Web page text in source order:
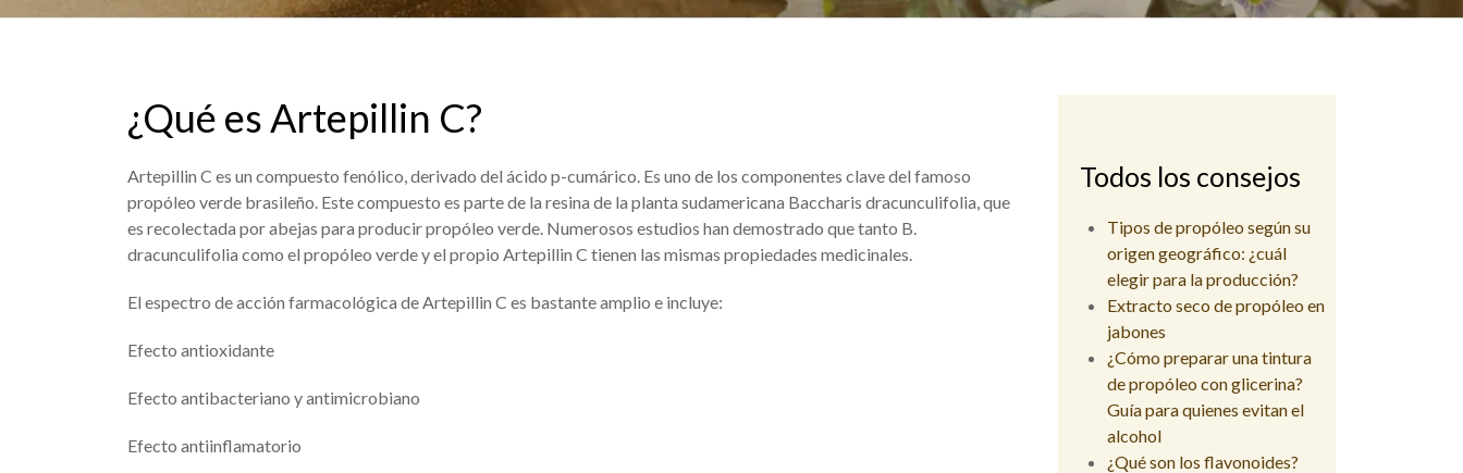
¿Qué es Artepillin C?
Artepillin C es un compuesto fenólico, derivado del ácido p-cumárico. Es uno de los componentes clave del famoso
propóleo verde brasileño. Este compuesto es parte de la resina de la planta sudamericana Baccharis dracunculifolia, que
es recolectada por abejas para producir propóleo verde. Numerosos estudios han demostrado que tanto B.
dracunculifolia como el propóleo verde y el propio Artepillin C tienen las mismas propiedades medicinales.
El espectro de acción farmacológica de Artepillin C es bastante amplio e incluye:
Efecto antioxidante
Efecto antibacteriano y antimicrobiano
Efecto antiinflamatorio
Todos los consejos
Tipos de propóleo según su
origen geográfico: ¿cuál
elegir para la producción?
Extracto seco de propóleo en
jabones
¿Cómo preparar una tintura
de propóleo con glicerina?
Guía para quienes evitan el
alcohol
¿Qué son los flavonoides?